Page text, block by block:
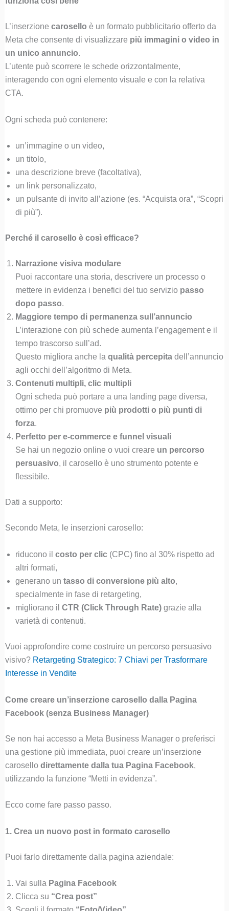
L’inserzione carosello è un formato pubblicitario offerto da
Meta che consente di visualizzare più immagini o video in
un unico annuncio.
L’utente può scorrere le schede orizzontalmente,
interagendo con ogni elemento visuale e con la relativa
CTA.
Ogni scheda può contenere:
un’immagine o un video,
un titolo,
una descrizione breve (facoltativa),
un link personalizzato,
un pulsante di invito all’azione (es. “Acquista ora”, “Scopri
di più”).
Perché il carosello è così efficace?
Narrazione visiva modulare
Puoi raccontare una storia, descrivere un processo o
mettere in evidenza i benefici del tuo servizio passo
dopo passo.
Maggiore tempo di permanenza sull’annuncio
L’interazione con più schede aumenta l’engagement e il
tempo trascorso sull’ad.
Questo migliora anche la qualità percepitadell’annuncio
agli occhi dell’algoritmo di Meta.
Contenuti multipli, clic multipli
Ogni scheda può portare a una landing page diversa,
ottimo per chi promuove più prodotti o più punti di
forza.
Perfetto per e-commerce e funnel visuali
Se hai un negozio online o vuoi creare un percorso
persuasivo, il carosello è uno strumento potente e
flessibile.
Dati a supporto:
Secondo Meta, le inserzioni carosello:
riducono il costo per clic(CPC) fino al 30% rispetto ad
altri formati,
generano un tasso di conversione più alto,
specialmente in fase di retargeting,
migliorano il CTR (Click Through Rate)grazie alla
varietà di contenuti.
Vuoi approfondire come costruire un percorso persuasivo
visivo? Retargeting Strategico: 7 Chiavi per Trasformare
Interesse in Vendite
Come creare un’inserzione carosello dalla Pagina
Facebook (senza Business Manager)
Se non hai accesso a Meta Business Manager o preferisci
una gestione più immediata, puoi creare un’inserzione
carosello direttamente dalla tua Pagina Facebook,
utilizzando la funzione “Metti in evidenza”.
Ecco come fare passo passo.
1. Crea un nuovo post in formato carosello
Puoi farlo direttamente dalla pagina aziendale:
Vai sulla Pagina Facebook
Clicca su “Crea post”